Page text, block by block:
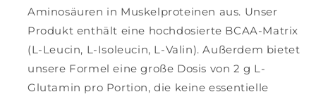
Aminosäuren in Muskelproteinen aus. Unser
Produkt enthält eine hochdosierte BCAA-Matrix
(L-Leucin, L-Isoleucin, L-Valin). Außerdem bietet
unsere Formel eine große Dosis von 2 g L-
Glutamin pro Portion, die keine essentielle